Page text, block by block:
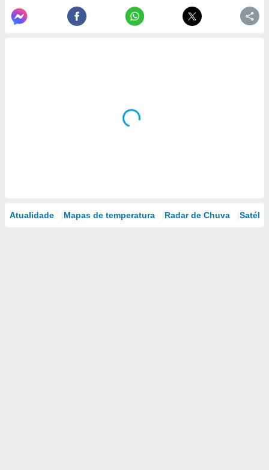
Atualidade Mapas de temperatura Radar de Chuva